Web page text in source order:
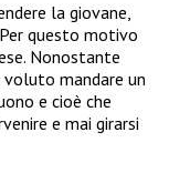
la giovane,
questo motivo
Nonostante
mandare un
e cioè che
e mai girarsi